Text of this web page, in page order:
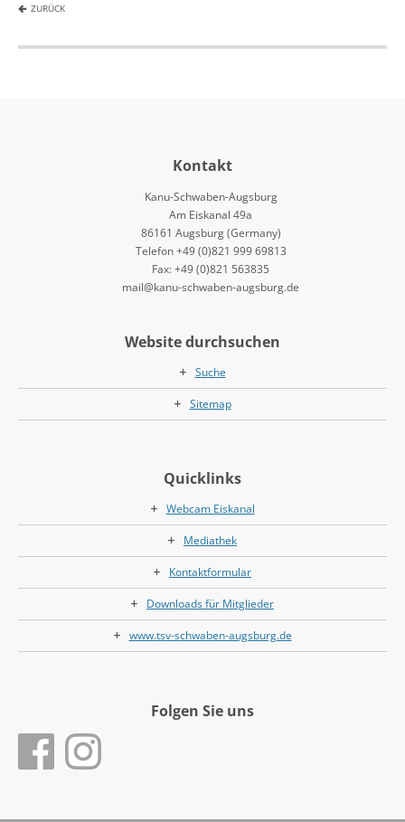
ZURÜCK
Kontakt
Kanu-Schwaben-Augsburg
Am Eiskanal 49a
86161 Augsburg (Germany)
Telefon +49 (0)821 999 69813
Fax: +49 (0)821 563835
mail@kanu-schwaben-augsburg.de
Website durchsuchen
Suche
Sitemap
Quicklinks
Webcam Eiskanal
Mediathek
Kontaktformular
Downloads für Mitglieder
www.tsv-schwaben-augsburg.de
Folgen Sie uns